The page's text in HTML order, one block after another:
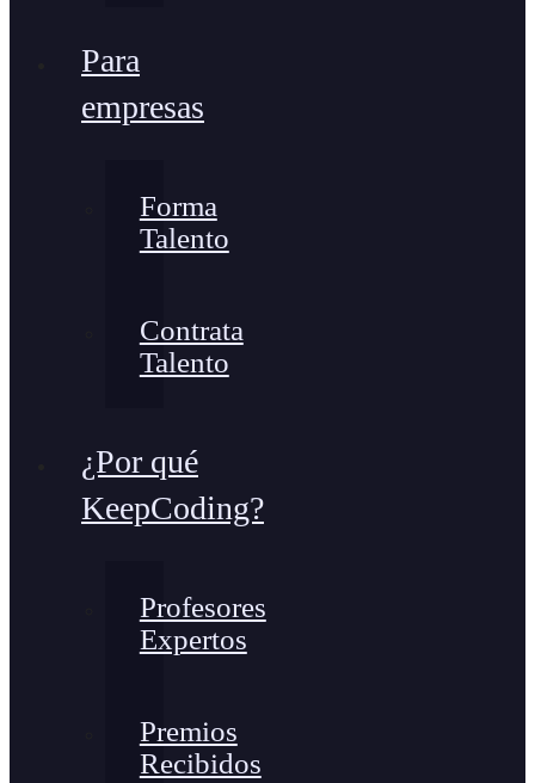
Para
empresas
Forma
Talento
Contrata
Talento
¿Por qué
KeepCoding?
Profesores
Expertos
Premios
Recibidos